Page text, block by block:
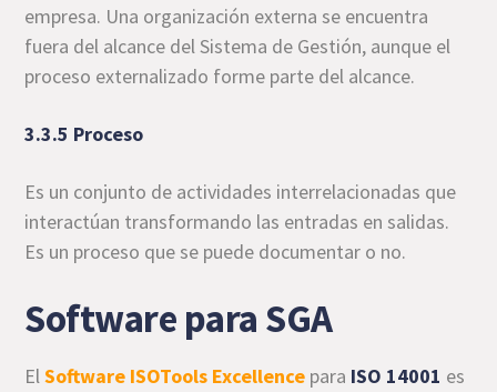
empresa. Una organización externa se encuentra
fuera del alcance del Sistema de Gestión, aunque el
proceso externalizado forme parte del alcance.
3.3.5 Proceso
Es un conjunto de actividades interrelacionadas que
interactúan transformando las entradas en salidas.
Es un proceso que se puede documentar o no.
Software para SGA
ElSoftware ISOTools Excellence para ISO 14001 es